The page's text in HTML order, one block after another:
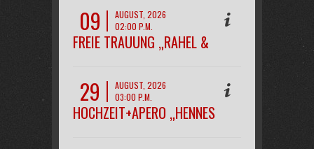
09
AUGUST, 2026
02:00 P.M.
FREIE TRAUUNG „RAHEL &
29
AUGUST, 2026
03:00 P.M.
HOCHZEIT+APERO „HENNES